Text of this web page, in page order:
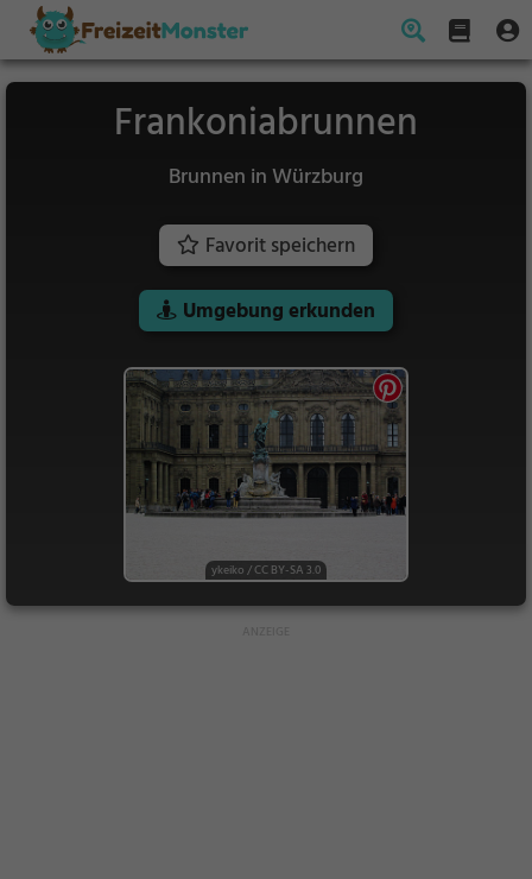
Frankoniabrunnen
Brunnen in Würzburg
Favorit speichern
Umgebung erkunden
ykeiko/CC BY-SA 3.0